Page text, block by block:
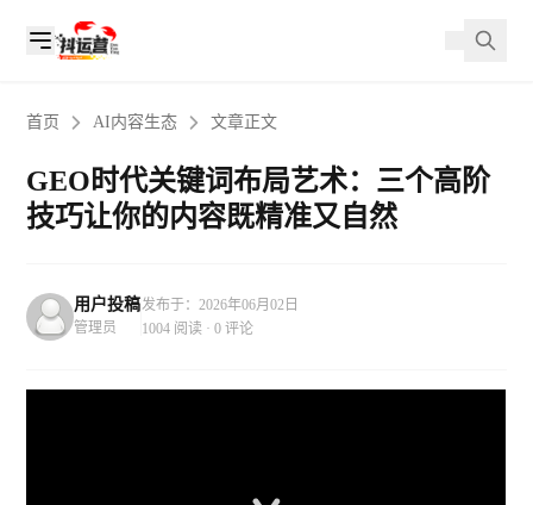
首页 AI内容生态 文章正文
GEO时代关键词布局艺术：三个高阶
技巧让你的内容既精准又自然
用户投稿
管理员
发布于：2026年06月02日
1004 阅读 · 0 评论